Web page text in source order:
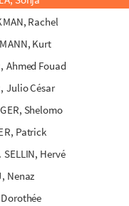
Rachel
Kurt
Ahmed Fouad
Julio César
Shelomo
Patrick
Hervé
Nenaz